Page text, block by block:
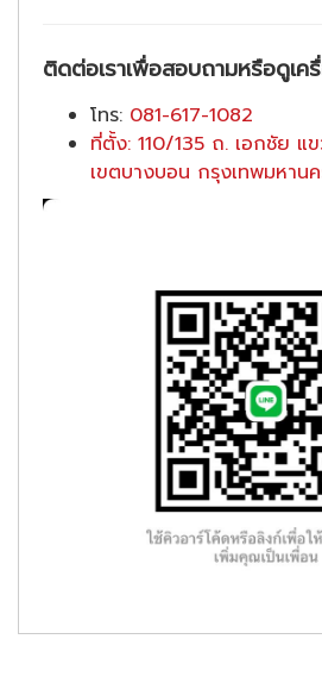
ติดต่อเราเพื่อสอบถามหรือดูเค
โทร: 081-617-1082
ที่ตั้ง: 110/135 ถ. เอกชัย แ
เขตบางบอน กรุงเทพมหาน